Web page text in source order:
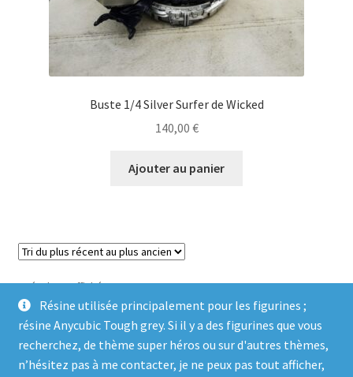
Résine utilisée principalement pour les figurines ;
résine Anycubic Tough grey. Si il y a des figurines que vous
recherchez, de thème super héros ou sur d'autres thèmes,
n’hésitez pas à me contacter, je ne peux pas tout afficher,
Buste 1/4 Silver Surfer de Wicked
140,00 €
Ajouter au panier
6 résultats affichésTrié
du
plus
récent
plus